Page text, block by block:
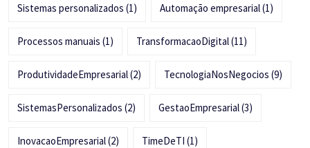
Sistemas personalizados (1) Automação empresarial(1)
Processos manuais (1) TransformacaoDigital(11)
ProdutividadeEmpresarial(2) TecnologiaNosNegocios (9)
SistemasPersonalizados (2) GestaoEmpresarial(3)
InovacaoEmpresarial(2) TimeDeTI (1)